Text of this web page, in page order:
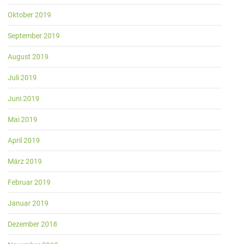
Oktober 2019
September 2019
August 2019
Juli 2019
Juni 2019
Mai 2019
April 2019
März 2019
Februar 2019
Januar 2019
Dezember 2018